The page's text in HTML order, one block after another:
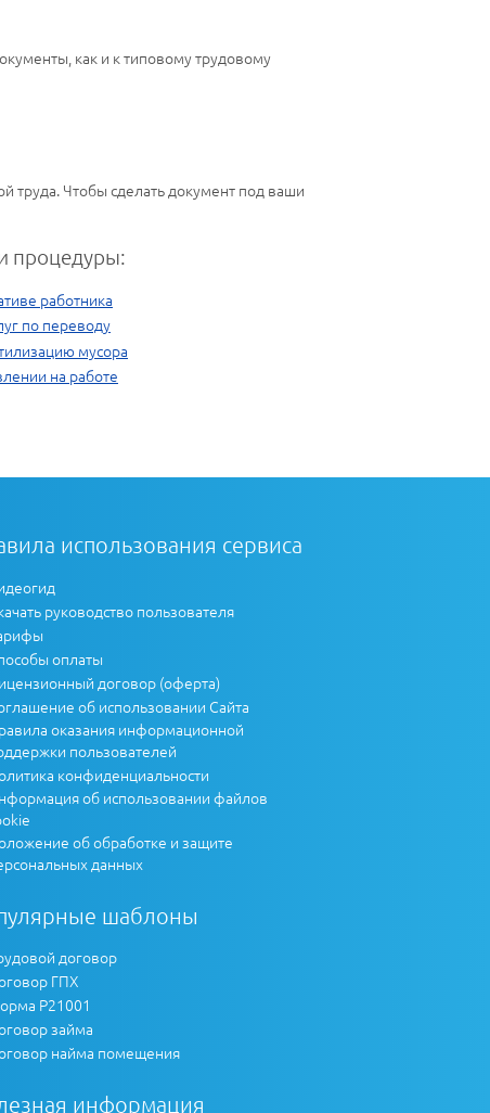
как и к типовому трудовому
труда. Чтобы сделать документ под ваши
процедуры:
работника
по переводу
мусора
на работе
использования сервиса
руководство пользователя
оплаты
договор (оферта)
об использовании Сайта
оказания информационной
пользователей
конфиденциальности
об использовании файлов
об обработке и защите
данных
шаблоны
договор
ГПХ
Р21001
займа
найма помещения
информация